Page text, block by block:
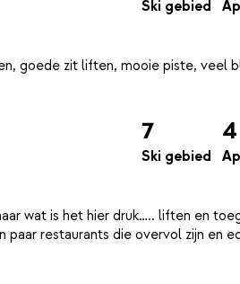
Ski gebied
goede zit liften, mooie piste, veel
7
Ski gebied
4
wat is het hier druk….. liften en
restaurants die overvol zijn en